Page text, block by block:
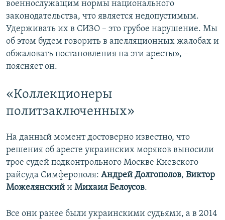
военнослужащим нормы национального
законодательства, что является недопустимым.
Удерживать их в СИЗО – это грубое нарушение. Мы
об этом будем говорить в апелляционных жалобах и
обжаловать постановления на эти аресты», –
поясняет он.
«Коллекционеры
политзаключенных»
На данный момент достоверно известно, что
решения об аресте украинских моряков выносили
трое судей подконтрольного Москве Киевского
райсуда Симферополя: Андрей Долгополов, Виктор
Можелянский и Михаил Белоусов.
Все они ранее были украинскими судьями, а в 2014